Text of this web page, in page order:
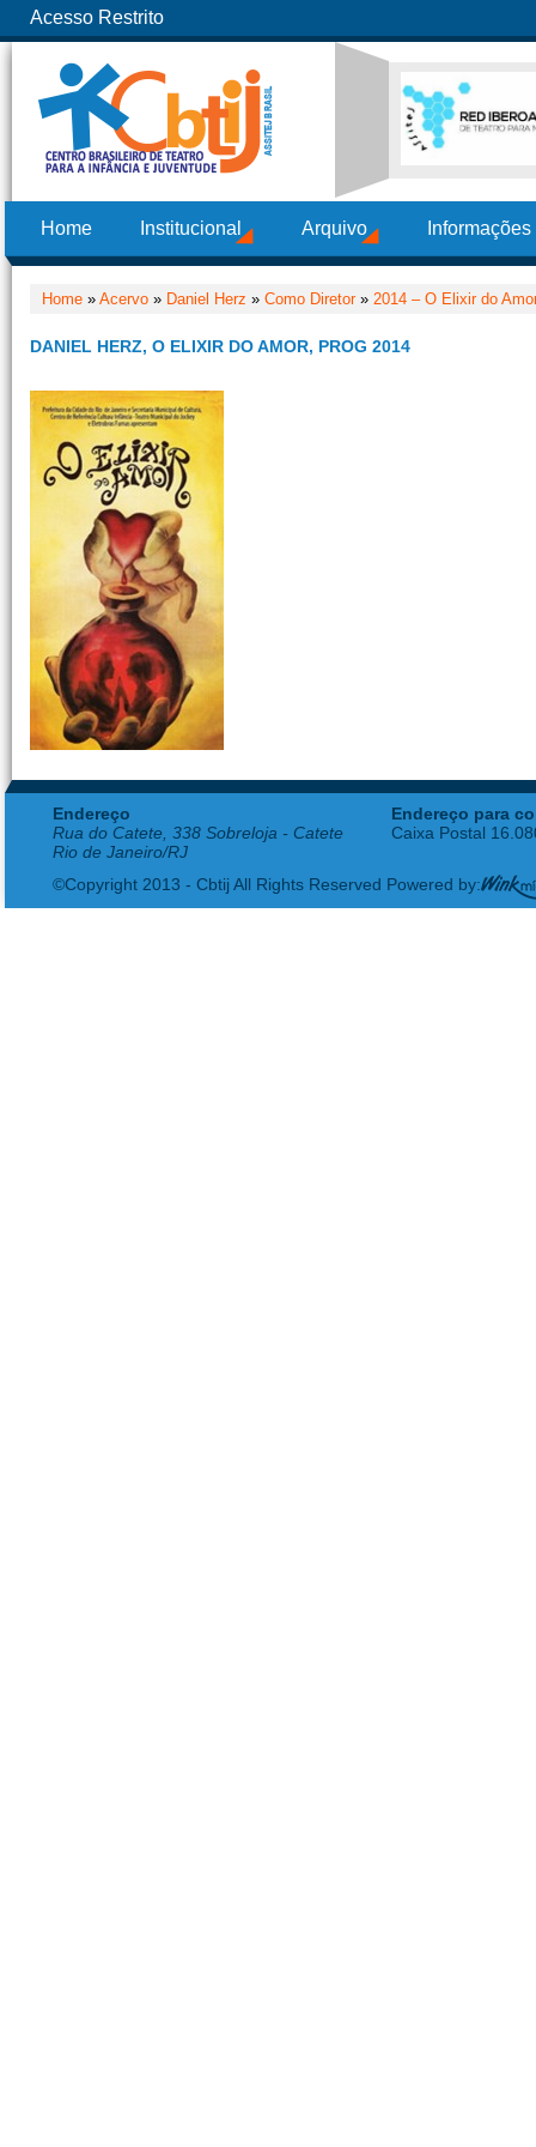
Acesso Restrito
Home Institucional Arquivo
Home » Acervo » Daniel Herz » Como Diretor» 2014 – O Elixir do
DANIEL HERZ, O ELIXIR DO AMOR, PROG 2014
Endereço
Rua do Catete, 338 Sobreloja - Catete
Rio de Janeiro/RJ
Endereço para
Caixa Postal
©Copyright 2013 - Cbtij All Rights Reserved Powered by: